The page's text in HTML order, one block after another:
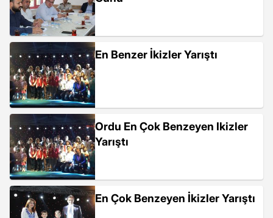
En Benzer İkizler Yarıştı
Ordu En Çok Benzeyen Ikizler
Yarıştı
En Çok Benzeyen İkizler Yarıştı